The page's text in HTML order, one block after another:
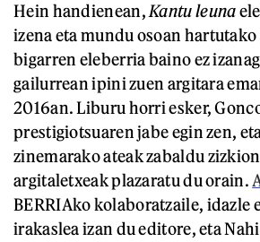
Hein handienean, Kantu leuna
izena eta mundu osoan
bigarren eleberria baino ez
gailurrean ipini zuen argitara
2016an. Liburu horri esker,
prestigiotsuaren jabe egin zen,
zinemarako ateak zabaldu
argitaletxeak plazaratu du orain.
BERRIAko kolaboratzaile, idazle
irakaslea izan du editore, eta